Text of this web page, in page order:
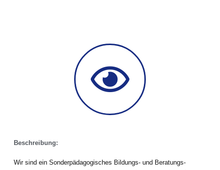
Beschrei­bung:
Wir sind ein Son­der­päd­ago­gi­sches Bil­dungs- und Bera­tungs­